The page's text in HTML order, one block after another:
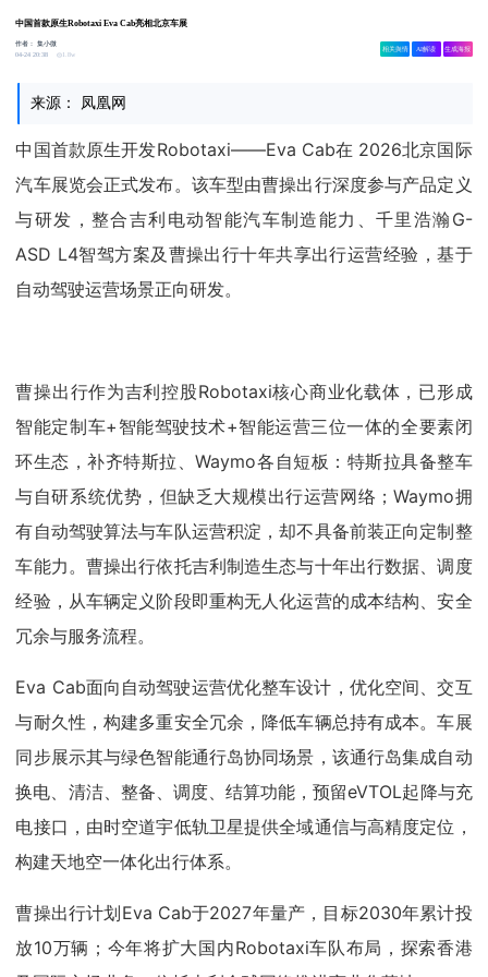
中国首款原生Robotaxi Eva Cab亮相北京车展
作者：集小微
04-24 20:38
1.8w
相关舆情 AI解读 生成海报
来源： 凤凰网
中国首款原生开发Robotaxi——Eva Cab在 2026北京国际
汽车展览会正式发布。该车型由曹操出行深度参与产品定义
与研发，整合吉利电动智能汽车制造能力、千里浩瀚G-
ASD L4智驾方案及曹操出行十年共享出行运营经验，基于
自动驾驶运营场景正向研发。
曹操出行作为吉利控股Robotaxi核心商业化载体，已形成
智能定制车+智能驾驶技术+智能运营三位一体的全要素闭
环生态，补齐特斯拉、Waymo各自短板：特斯拉具备整车
与自研系统优势，但缺乏大规模出行运营网络；Waymo拥
有自动驾驶算法与车队运营积淀，却不具备前装正向定制整
车能力。曹操出行依托吉利制造生态与十年出行数据、调度
经验，从车辆定义阶段即重构无人化运营的成本结构、安全
冗余与服务流程。
Eva Cab面向自动驾驶运营优化整车设计，优化空间、交互
与耐久性，构建多重安全冗余，降低车辆总持有成本。车展
同步展示其与绿色智能通行岛协同场景，该通行岛集成自动
换电、清洁、整备、调度、结算功能，预留eVTOL起降与充
电接口，由时空道宇低轨卫星提供全域通信与高精度定位，
构建天地空一体化出行体系。
曹操出行计划Eva Cab于2027年量产，目标2030年累计投
放10万辆；今年将扩大国内Robotaxi车队布局，探索香港